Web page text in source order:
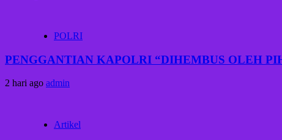
POLRI
PENGGANTIAN KAPOLRI “DIHEMBUS OLEH
2 hari ago admin
Artikel